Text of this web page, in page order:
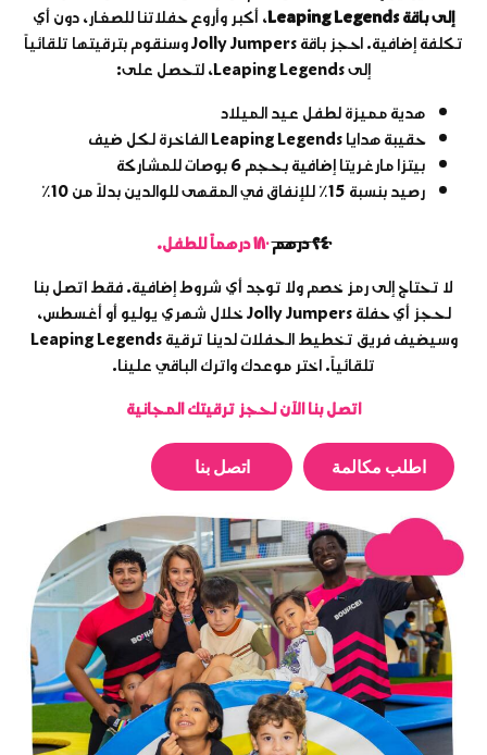
إلى باقة Leaping Legends
، أكبر وأروع حفلاتنا للصغار، دون أي
تكلفة إضافية. احجز باقة Jolly Jumpers وسنقوم بترقيتها تلقائياً
إلى Leaping Legends، لتحصل على:
هدية مميزة لطفل عيد الميلاد
حقيبة هدايا Leaping Legends الفاخرة لكل ضيف
بيتزا مارغريتا إضافية بحجم 6 بوصات للمشاركة
رصيد بنسبة 15٪ للإنفاق في المقهى للوالدين بدلاً من 10٪
٢٤٠ درهم
١٨٠ درهماً للطفل.
لا تحتاج إلى رمز خصم ولا توجد أي شروط إضافية. فقط اتصل بنا
لحجز أي حفلة Jolly Jumpers خلال شهري يوليو أو أغسطس،
وسيضيف فريق تخطيط الحفلات لدينا ترقية Leaping Legends
تلقائياً. اختر موعدك واترك الباقي علينا.
اتصل بنا الآن لحجز ترقيتك المجانية
اطلب مكالمة اتصل بنا